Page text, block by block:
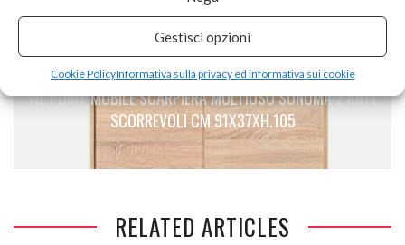
Gestisci opzioni
Cookie PolicyInformativa sulla privacy ed informativa sui cookie
WE POINT MOBILE SCARPIERA MULTIUSO SONOMA 2 ANTE
SCORREVOLI CM 91X37XH.105
RELATED ARTICLES